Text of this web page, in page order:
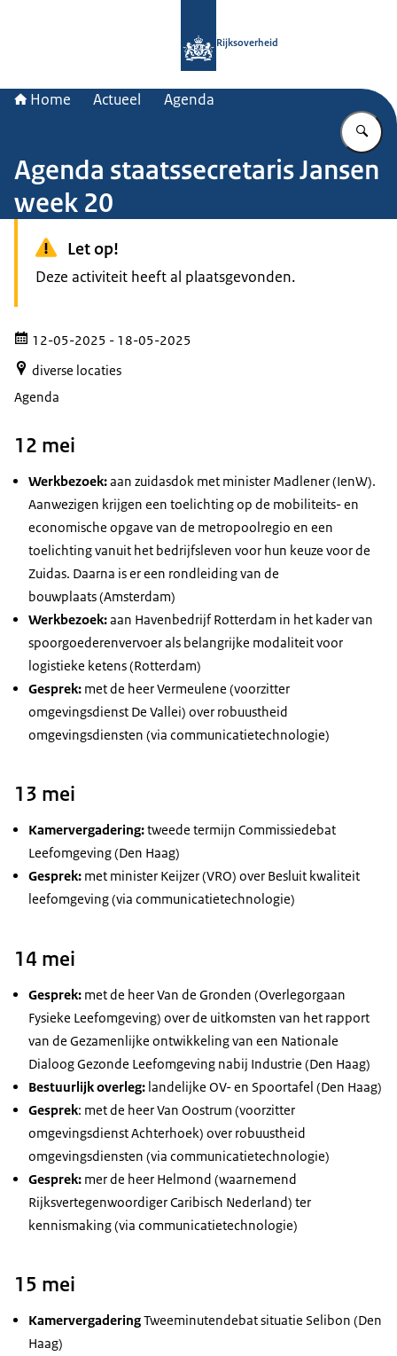
Rijksoverheid
Home Actueel Agenda
Agenda staatssecretaris Jansen
week 20
Let op!
Deze activiteit heeft al plaatsgevonden.
12-05-2025 - 18-05-2025
diverse locaties
Agenda
12 mei
Werkbezoek:aan zuidasdok met minister Madlener (IenW).
Aanwezigen krijgen een toelichting op de mobiliteits- en
economische opgave van de metropoolregio en een
toelichting vanuit het bedrijfsleven voor hun keuze voor de
Zuidas. Daarna is er een rondleiding van de
bouwplaats (Amsterdam)
Werkbezoek:aan Havenbedrijf Rotterdam in het kader van
spoorgoederenvervoer als belangrijke modaliteit voor
logistieke ketens (Rotterdam)
Gesprek: met de heer Vermeulene (voorzitter
omgevingsdienst De Vallei) over robuustheid
omgevingsdiensten (via communicatietechnologie)
13 mei
Kamervergadering:tweede termijn Commissiedebat
Leefomgeving (Den Haag)
Gesprek: met minister Keijzer (VRO) over Besluit kwaliteit
leefomgeving (via communicatietechnologie)
14 mei
Gesprek: met de heer Van de Gronden (Overlegorgaan
Fysieke Leefomgeving) over de uitkomsten van het rapport
van de Gezamenlijke ontwikkeling van een Nationale
Dialoog Gezonde Leefomgeving nabij Industrie (Den Haag)
Bestuurlijk overleg: landelijke OV- en Spoortafel (Den Haag)
Gesprek: met de heer Van Oostrum (voorzitter
omgevingsdienst Achterhoek) over robuustheid
omgevingsdiensten (via communicatietechnologie)
Gesprek: mer de heer Helmond (waarnemend
Rijksvertegenwoordiger Caribisch Nederland) ter
kennismaking (via communicatietechnologie)
15 mei
KamervergaderingTweeminutendebat situatie Selibon (Den
Haag)